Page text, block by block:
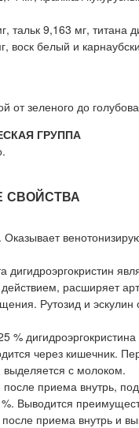
тальк 9,163 мг, титана
воск белый и
от зеленого до
ГРУППА
СВОЙСТВА
дигидроэргокристин
расширяет
Рутозид и эскулин
%
через кишечник.
с молоком.
приема внутрь,
Выводится
приема внутрь и